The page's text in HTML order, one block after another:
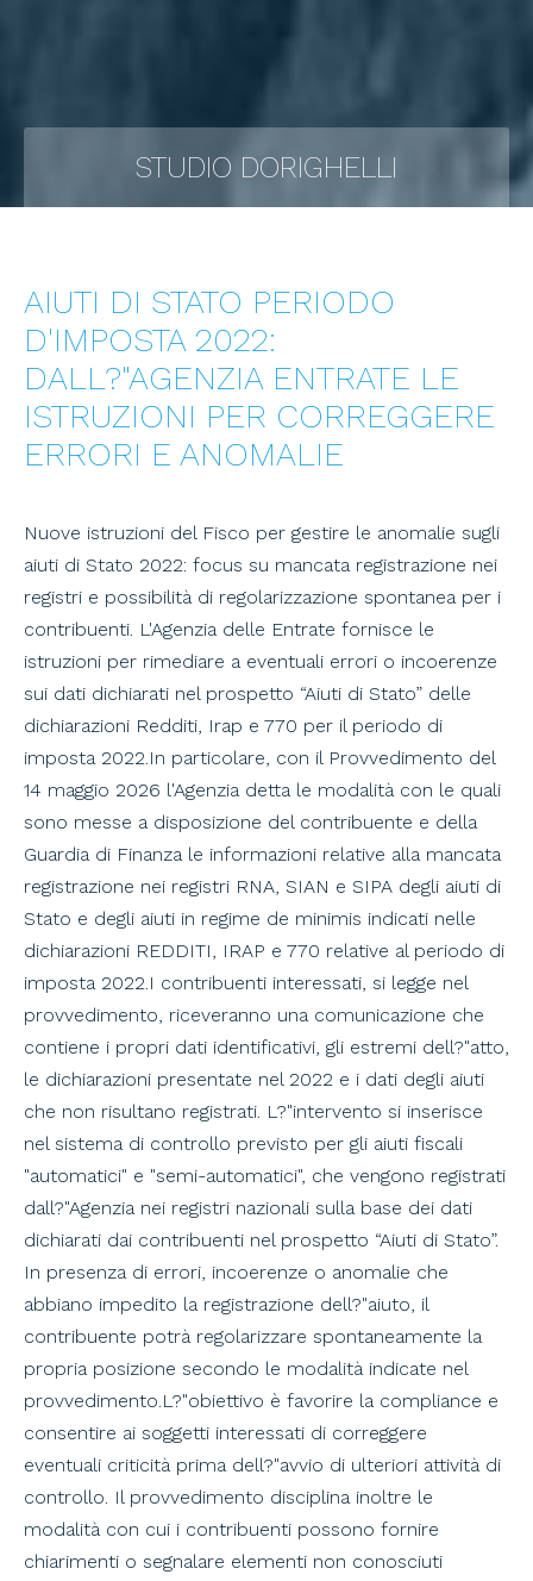
STUDIO DORIGHELLI
AIUTI DI STATO PERIODO
D'IMPOSTA 2022:
DALL?"AGENZIA ENTRATE LE
ISTRUZIONI PER CORREGGERE
ERRORI E ANOMALIE
Nuove istruzioni del Fisco per gestire le anomalie sugli
aiuti di Stato 2022: focus su mancata registrazione nei
registri e possibilità di regolarizzazione spontanea per i
contribuenti. L'Agenzia delle Entrate fornisce le
istruzioni per rimediare a eventuali errori o incoerenze
sui dati dichiarati nel prospetto “Aiuti di Stato” delle
dichiarazioni Redditi, Irap e 770 per il periodo di
imposta 2022.In particolare, con il Provvedimento del
14 maggio 2026 l'Agenzia detta le modalità con le quali
sono messe a disposizione del contribuente e della
Guardia di Finanza le informazioni relative alla mancata
registrazione nei registri RNA, SIAN e SIPA degli aiuti di
Stato e degli aiuti in regime de minimis indicati nelle
dichiarazioni REDDITI, IRAP e 770 relative al periodo di
imposta 2022.I contribuenti interessati, si legge nel
provvedimento, riceveranno una comunicazione che
contiene i propri dati identificativi, gli estremi dell?"atto,
le dichiarazioni presentate nel 2022 e i dati degli aiuti
che non risultano registrati. L?"intervento si inserisce
nel sistema di controllo previsto per gli aiuti fiscali
"automatici" e "semi-automatici", che vengono registrati
dall?"Agenzia nei registri nazionali sulla base dei dati
dichiarati dai contribuenti nel prospetto “Aiuti di Stato”.
In presenza di errori, incoerenze o anomalie che
abbiano impedito la registrazione dell?"aiuto, il
contribuente potrà regolarizzare spontaneamente la
propria posizione secondo le modalità indicate nel
provvedimento.L?"obiettivo è favorire la compliance e
consentire ai soggetti interessati di correggere
eventuali criticità prima dell?"avvio di ulteriori attività di
controllo. Il provvedimento disciplina inoltre le
modalità con cui i contribuenti possono fornire
chiarimenti o segnalare elementi non conosciuti